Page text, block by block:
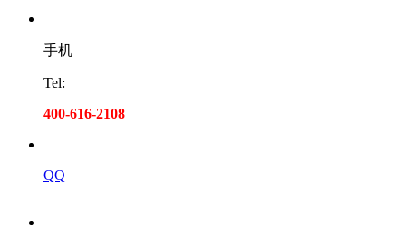
手机
Tel:
400-616-2108
QQ